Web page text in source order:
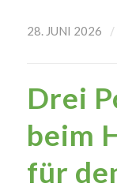
28. JUNI 2026 /
Drei
beim
für